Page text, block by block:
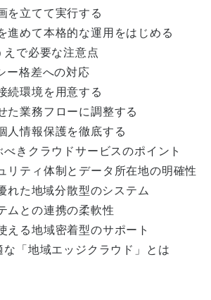
を立てて実行する
進めて本格的な運用をはじめる
で必要な注意点
ー格差への対応
続環境を用意する
た業務フローに調整する
人情報保護を徹底する
きクラウドサービスのポイント
リティ体制とデータ所在地の明確性
れた地域分散型のシステム
ムとの連携の柔軟性
える地域密着型のサポート
「地域エッジクラウド」とは